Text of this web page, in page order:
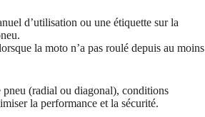
d’utilisation ou une étiquette sur la
la moto n’a pas roulé depuis au moins
(radial ou diagonal), conditions
la performance et la sécurité.